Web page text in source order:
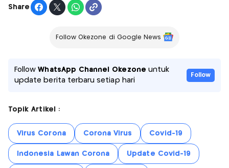
Share
Follow Okezone di Google News
FollowWhatsApp Channel Okezone untuk
update berita terbaru setiap hari
Follow
Topik Artikel :
Virus Corona Corona Virus Covid-19
Indonesia Lawan Corona Update Covid-19